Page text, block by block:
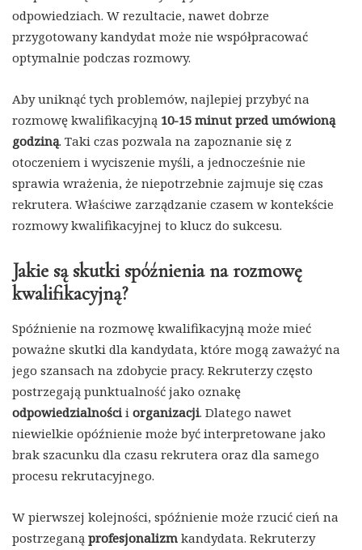
odpowiedziach. W rezultacie, nawet dobrze
przygotowany kandydat może nie współpracować
optymalnie podczas rozmowy.
Aby uniknąć tych problemów, najlepiej przybyć na
rozmowę kwalifikacyjną 10-15 minut przed umówioną
godziną. Taki czas pozwala na zapoznanie się z
otoczeniem i wyciszenie myśli, a jednocześnie nie
sprawia wrażenia, że niepotrzebnie zajmuje się czas
rekrutera. Właściwe zarządzanie czasem w kontekście
rozmowy kwalifikacyjnej to klucz do sukcesu.
Jakie są skutki spóźnienia na rozmowę
kwalifikacyjną?
Spóźnienie na rozmowę kwalifikacyjną może mieć
poważne skutki dla kandydata, które mogą zaważyć na
jego szansach na zdobycie pracy. Rekruterzy często
postrzegają punktualność jako oznakę
odpowiedzialnościi organizacji. Dlatego nawet
niewielkie opóźnienie może być interpretowane jako
brak szacunku dla czasu rekrutera oraz dla samego
procesu rekrutacyjnego.
W pierwszej kolejności, spóźnienie może rzucić cień na
postrzeganą profesjonalizm kandydata. Rekruterzy